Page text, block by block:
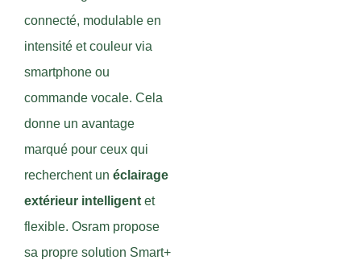
connecté, modulable en
intensité et couleur via
smartphone ou
commande vocale. Cela
donne un avantage
marqué pour ceux qui
recherchent un éclairage
extérieur intelligent et
flexible. Osram propose
sa propre solution Smart+